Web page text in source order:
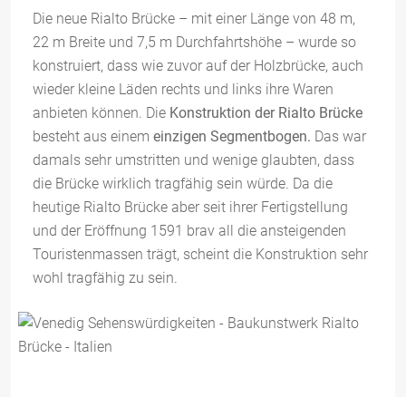
Die neue Rialto Brücke – mit einer Länge von 48 m,
22 m Breite und 7,5 m Durchfahrtshöhe – wurde so
konstruiert, dass wie zuvor auf der Holzbrücke, auch
wieder kleine Läden rechts und links ihre Waren
anbieten können. Die Konstruktion der Rialto Brücke
besteht aus einem einzigen Segmentbogen. Das war
damals sehr umstritten und wenige glaubten, dass
die Brücke wirklich tragfähig sein würde. Da die
heutige Rialto Brücke aber seit ihrer Fertigstellung
und der Eröffnung 1591 brav all die ansteigenden
Touristenmassen trägt, scheint die Konstruktion sehr
wohl tragfähig zu sein.